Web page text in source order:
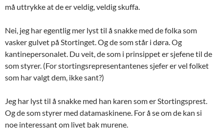
må uttrykke at de er veldig, veldig skuffa.
Nei, jeg har egentlig mer lyst til å snakke med de folka som
vasker gulvet på Stortinget. Og de som står i døra. Og
kantinepersonalet. Du veit, de som i prinsippet er sjefene til de
som styrer. (For stortingsrepresentantenes sjefer er vel folket
som har valgt dem, ikke sant?)
Jeg har lyst til å snakke med han karen som er Stortingsprest.
Og de som styrer med datamaskinene. For å se om de kan si
noe interessant om livet bak murene.